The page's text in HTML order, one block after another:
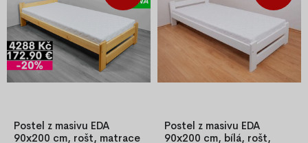
Součástí je také PUR matrace
T-25 se snímatelným potahem
– i
Součástí je také PUR matrace
T-25 se snímatelným potahem
– i
Postel z masivu EDA
90x200 cm, rošt, matrace
Postel z masivu EDA
90x200 cm, bílá, rošt,